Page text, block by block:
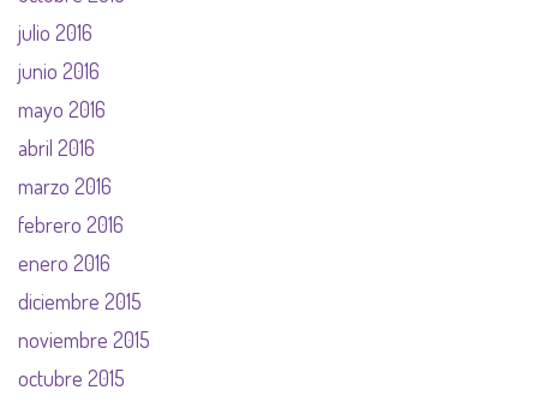
julio 2016
junio 2016
mayo 2016
abril 2016
marzo 2016
febrero 2016
enero 2016
diciembre 2015
noviembre 2015
octubre 2015